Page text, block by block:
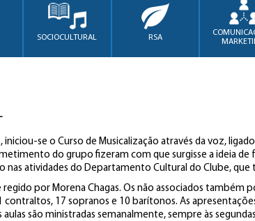
SOCIOCULTURAL RSA
iniciou-se o Curso de Musicalização através da voz,
do grupo fizeram com que surgisse a ideia de
nas atividades do Departamento Cultural do Clube,
regido por Morena Chagas. Os não associados
contraltos, 17 sopranos e 10 barítonos. As
aulas são ministradas semanalmente, sempre às